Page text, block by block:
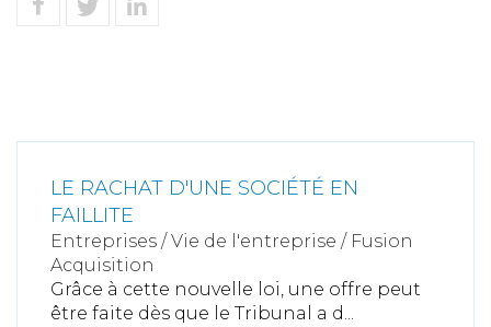
LE RACHAT D'UNE SOCIÉTÉ EN
FAILLITE
Entreprises /Vie de l'entreprise / Fusion
Acquisition
Grâce à cette nouvelle loi, une offre peut
être faite dès que le Tribunal a d...